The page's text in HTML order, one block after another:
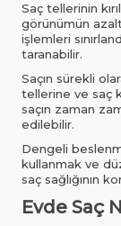
Saç tellerinin
görünümün
işlemleri
taranabilir.
Saçın sürekli
tellerine ve saç
saçın zaman
edilebilir.
Dengeli
kullanmak ve
saç sağlığının
Evde Saç